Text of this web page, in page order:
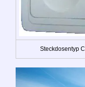
Steckdosentyp C